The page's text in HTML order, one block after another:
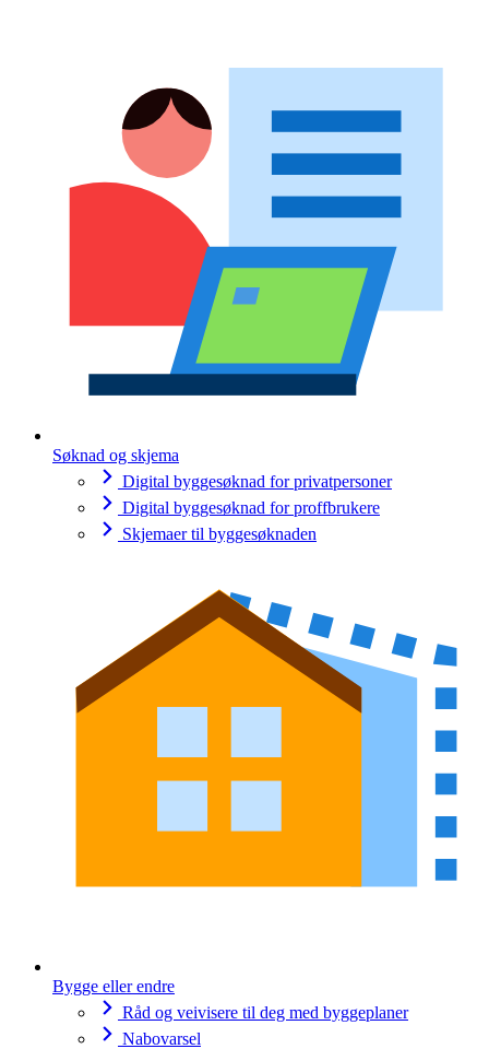
Søknad og skjema
Digital byggesøknad for privatpersoner
Digital byggesøknad for proffbrukere
Skjemaer til byggesøknaden
Bygge eller endre
Råd og veivisere til deg med byggeplaner
Nabovarsel